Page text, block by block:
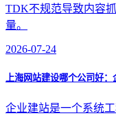
TDK不规范导致内容
量。
2026-07-24
上海网站建设哪个公司好
企业建站是一个系统